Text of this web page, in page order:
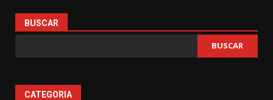
BUSCAR
BUSCAR
CATEGORIA